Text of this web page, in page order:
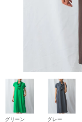
グリーン グレー